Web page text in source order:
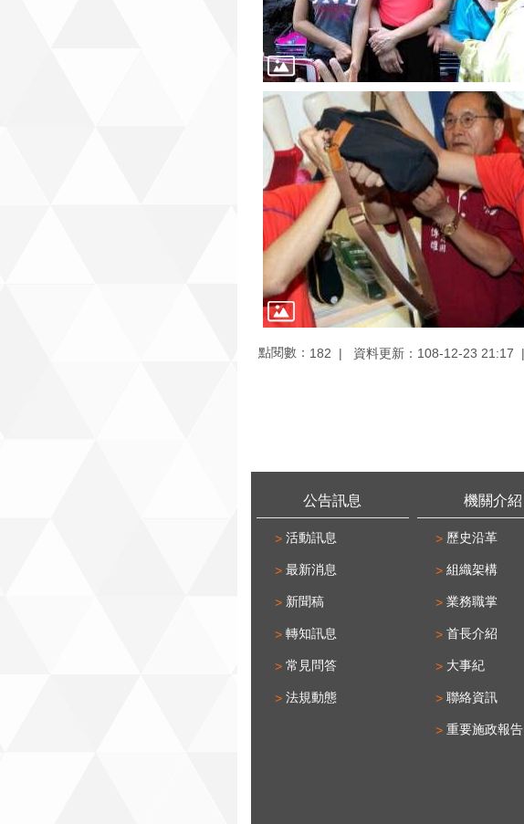
點閱數： 182 資料更新：108-12-23 21:17
公告訊息
活動訊息
最新消息
新聞稿
轉知訊息
常見問答
法規動態
機關介紹
歷史沿革
組織架構
業務職掌
首長介紹
大事紀
聯絡資訊
重要施政報告